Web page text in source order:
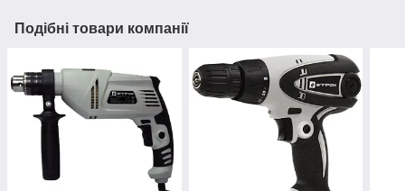
Подібні товари компанії